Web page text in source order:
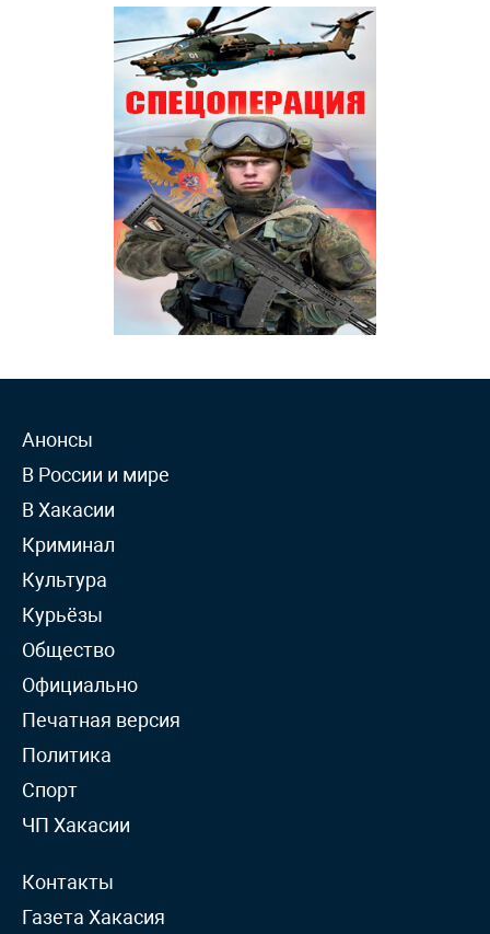
Анонсы
В России и мире
В Хакасии
Криминал
Культура
Курьёзы
Общество
Официально
Печатная версия
Политика
Спорт
ЧП Хакасии
Контакты
Газета Хакасия